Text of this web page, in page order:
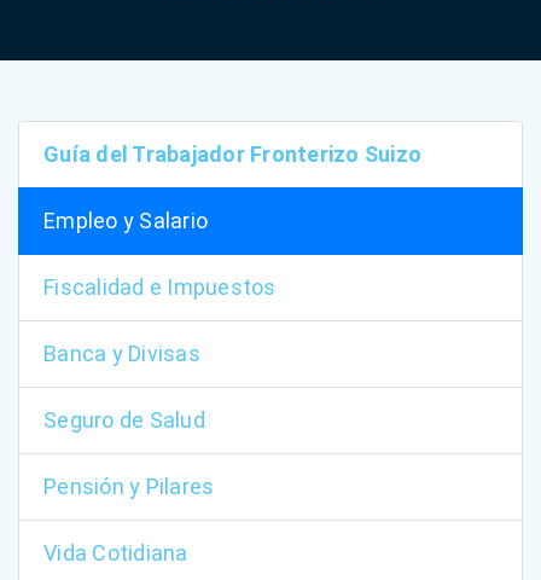
Guía del Trabajador Fronterizo Suizo
Empleo y Salario
Fiscalidad e Impuestos
Banca y Divisas
Seguro de Salud
Pensión y Pilares
Vida Cotidiana